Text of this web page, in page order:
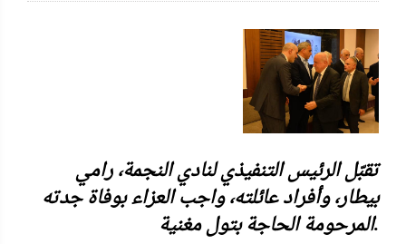
تقبّل الرئيس التنفيذي لنادي النجمة، رامي
بيطار، وأفراد عائلته، واجب العزاء بوفاة جدته
المرحومة الحاجة بتول مغنية.